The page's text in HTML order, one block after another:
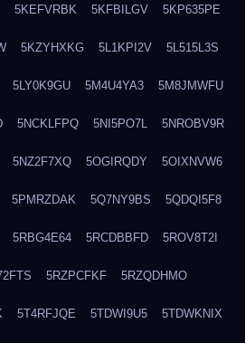
5KEFVRBK 5KFBILGV 5KP635PE
5KZYHXKG 5L1KPI2V 5L515L3S
5LY0K9GU 5M4U4YA3 5M8JMWFU
5NCKLFPQ 5NI5PO7L 5NROBV9R
5NZ2F7XQ 5OGIRQDY 5OIXNVW6
5PMRZDAK 5Q7NY9BS 5QDQI5F8
5RBG4E64 5RCDBBFD 5ROV8T2I
5RZPCFKF 5RZQDHMO
5T4RFJQE 5TDWI9U5 5TDWKNIX